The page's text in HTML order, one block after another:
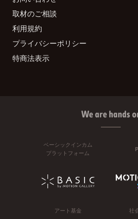
取材のご相談
利用規約
プライバシーポリシー
特商法表示
We are hands
ベーシックインカム
プラットフォーム
アート基金 社